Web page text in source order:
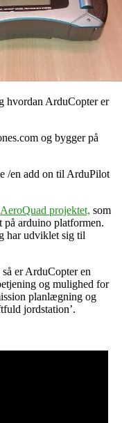
hvordan ArduCopter er
og bygger på
/en add on til ArduPilot
AeroQuad projektet, som
på arduino platformen.
har udviklet sig til
er ArduCopter en
og mulighed for
planlægning og
jordstation’.